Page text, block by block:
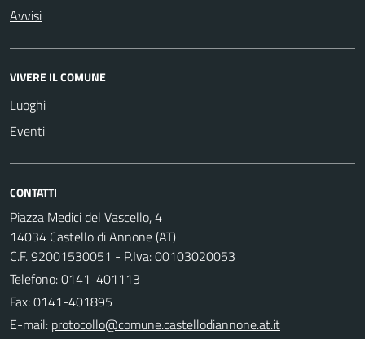
Avvisi
VIVERE IL COMUNE
Luoghi
Eventi
CONTATTI
Piazza Medici del Vascello, 4
14034 Castello di Annone (AT)
C.F. 92001530051 - P.Iva: 00103020053
Telefono:0141-401113
Fax: 0141-401895
E-mail: